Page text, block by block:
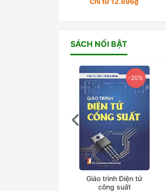
Chỉ từ 12.696₫
SÁCH NỔI BẬT
-20%
Giáo trình Điện tử
công suất